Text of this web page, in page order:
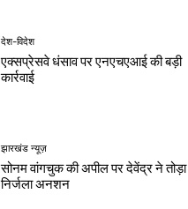
देश-विदेश
एक्सप्रेसवे धंसाव पर एनएचएआई की बड़ी
कार्रवाई
झारखंड न्यूज़
सोनम वांगचुक की अपील पर देवेंद्र ने तोड़ा
निर्जला अनशन